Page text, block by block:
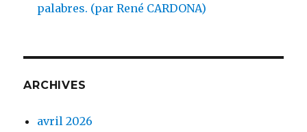
palabres. (par René CARDONA)
ARCHIVES
avril 2026